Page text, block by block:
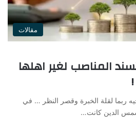
مقالات
المناصب لغير اهلها
ربما لقلة الخبرة وقصر النظر … في
شمس الدين كانت…